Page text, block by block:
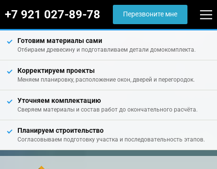
+7 921 027-89-78 Перезвоните мне
Готовим материалы сами
Отбираем древесину и подготавливаем детали домокомплекта.
Корректируем проекты
Меняем планировку, расположение окон, дверей и перегородок.
Уточняем комплектацию
Сверяем материалы и состав работ до окончательного расчёта.
Планируем строительство
Согласовываем подготовку участка и последовательность этапов.